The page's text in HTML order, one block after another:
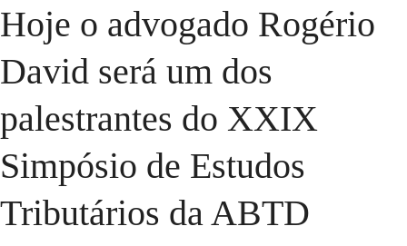
Hoje o advogado Rogério
David será um dos
palestrantes do XXIX
Simpósio de Estudos
Tributários da ABTD